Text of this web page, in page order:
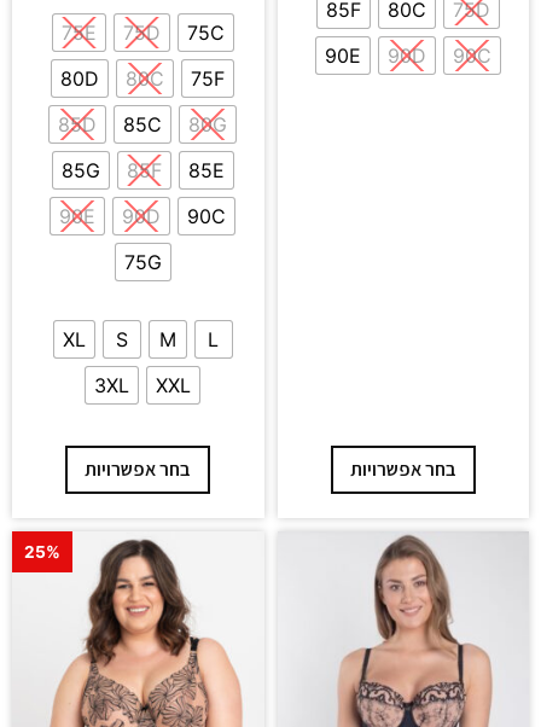
75D
80C
85F
90C
90D
90E
בחר אפשרויות
75C
75D
75E
75F
80C
80D
80G
85C
85D
85E
85F
85G
90C
90D
90E
75G
L
M
S
XL
XXL
3XL
בחר אפשרויות
25%